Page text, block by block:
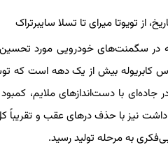
در سگمنت‌های خودرویی مورد تحسین
کابریوله بیش از یک دهه است که
با دست‌اندازهای ملایم،
نیز با حذف درهای عقب و تقریباً
به مرحله تولید رسید.